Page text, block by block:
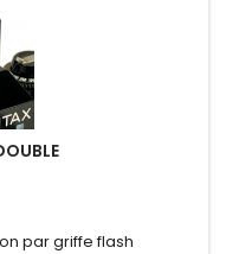
par griffe flash